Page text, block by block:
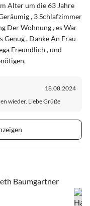
Alter um die 63 Jahre
, 3 Schlafzimmer
Der Wohnung , es War
Genug , Danke An Frau
Freundlich , und
18.08.2024
wieder. Liebe Grüße
Baumgartner